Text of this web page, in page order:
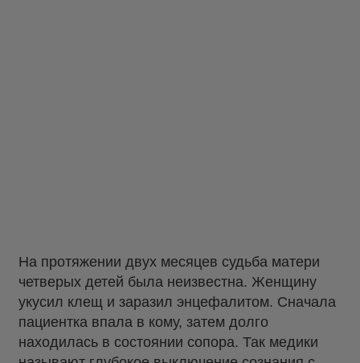
На протяжении двух месяцев судьба матери
четверых детей была неизвестна. Женщину
укусил клещ и заразил энцефалитом. Сначала
пациентка впала в кому, затем долго
находилась в состоянии сопора. Так медики